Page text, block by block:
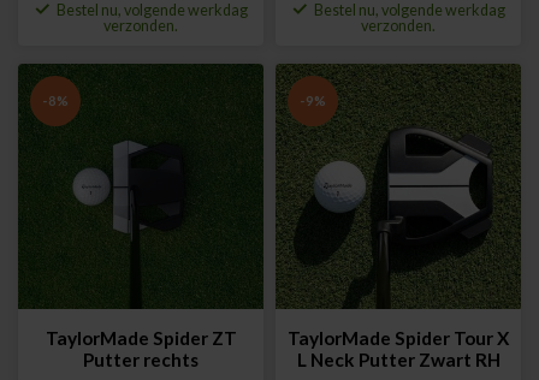
Bestel nu, volgende werkdag
verzonden.
Bestel nu, volgende werkdag
verzonden.
-8%
TaylorMade Spider ZT
Putter rechts
-9%
TaylorMade Spider Tour X
L Neck Putter Zwart RH